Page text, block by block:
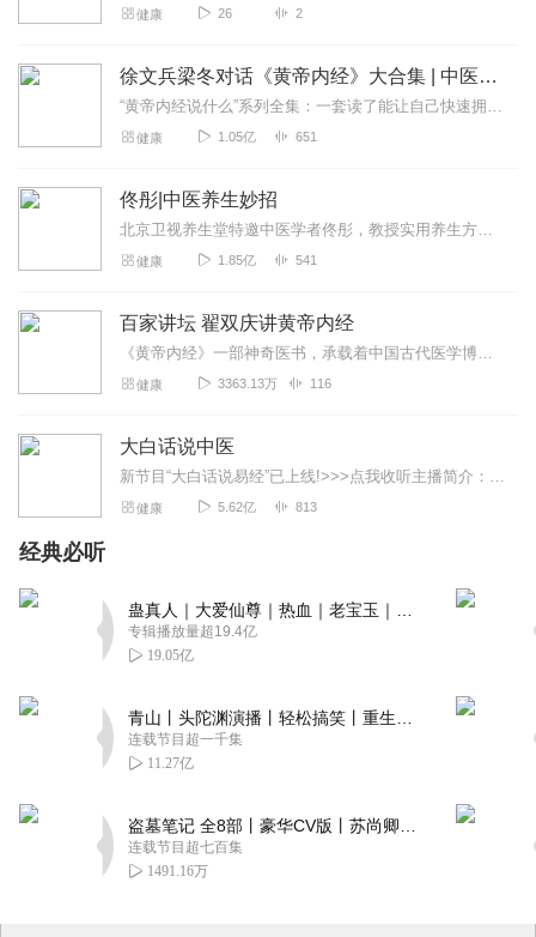
健康 26 2
徐文兵梁冬对话《黄帝内经》大合集 | 中医养生
“黄帝内经说什么”系列全集：一套读了能让自己快速拥有天时、地利、人和的正能量书籍。年轻人读了能更好地懂得处事养身，变得强大；中年人读了会放下得失，随心所欲；老年...
健康 1.05亿 651
佟彤|中医养生妙招
北京卫视养生堂特邀中医学者佟彤，教授实用养生方法。点击“订阅”，获取课程最新情况。更多养生资讯请关注公众号“健康新佟学”！【节目推荐】《佟彤：中医健康自测自理5...
健康 1.85亿 541
百家讲坛 翟双庆讲黄帝内经
《黄帝内经》一部神奇医书，承载着中国古代医学博大精深与辉煌，历经两千多年的沉淀，依旧闪耀着璀璨光芒，与西方医学相比，这部来自东方古国医学经典，在对人身认识上究竟...
健康 3363.13万 116
大白话说中医
新节目“大白话说易经”已上线!>>>点我收听主播简介：郭亚宁，毕业于陕西中医药大学，师承著名中医专家吴大真，是中医泰斗秦伯未的再传弟子。跟随陕西中医药大学中西...
健康 5.62亿 813
经典必听
专辑播放量超19.4亿
19.05亿
连载节目超一千集
11.27亿
连载节目超七百集
1491.16万